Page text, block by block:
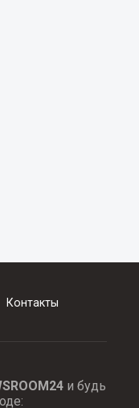
Контакты
и будь